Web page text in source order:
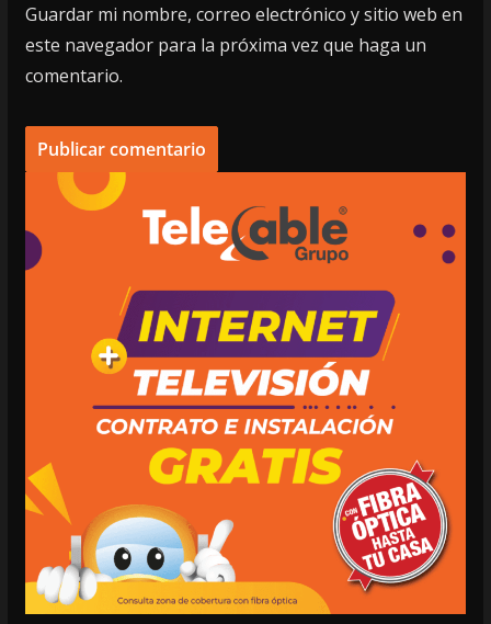
Guardar mi nombre, correo electrónico y sitio web en
este navegador para la próxima vez que haga un
comentario.